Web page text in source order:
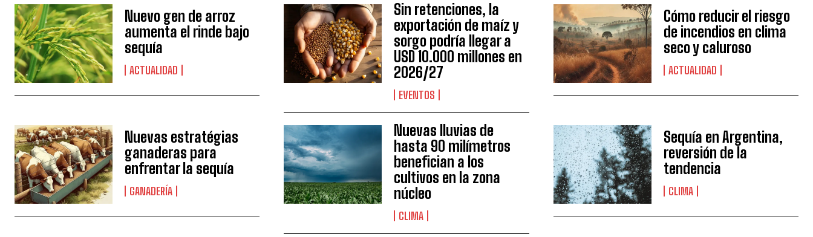
QUIERO SUSCRIBIRME
Leí y acepto laPolítica de Privacidad.
Nuevo gen de arroz
aumenta el rinde bajo
sequía
ACTUALIDAD
Sin retenciones, la
exportación de maíz y
sorgo podría llegar a
USD 10.000 millones en
2026/27
EVENTOS
Cómo reducir el riesgo
de incendios en clima
seco y caluroso
ACTUALIDAD
Nuevas estratégias
ganaderas para
enfrentar la sequía
GANADERÍA
Nuevas lluvias de
hasta 90 milímetros
benefician a los
cultivos en la zona
núcleo
CLIMA
Sequía en Argentina,
reversión de la
tendencia
CLIMA